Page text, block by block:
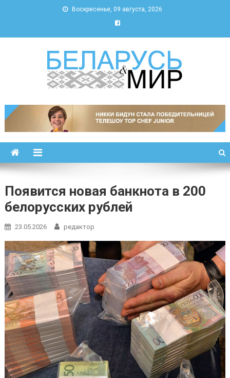
Воскресенье, 09 августа, 2026
Беларусь и мир
Появится новая банкнота в 200
белорусских рублей
23.05.2026 редактор